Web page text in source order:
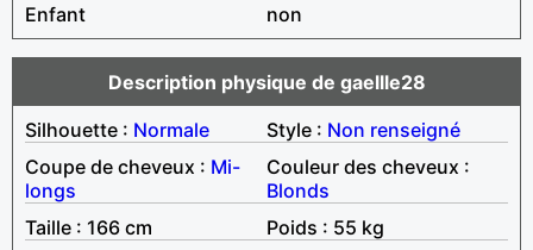
Enfant
non
Description physique de gaellle28
Silhouette : Normale Style : Non renseigné
Coupe de cheveux : Mi-
longs
Couleur des cheveux :
Blonds
Taille : 166 cm
Poids : 55 kg